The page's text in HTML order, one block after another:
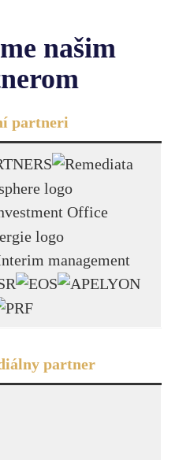
našim
partneri
partner